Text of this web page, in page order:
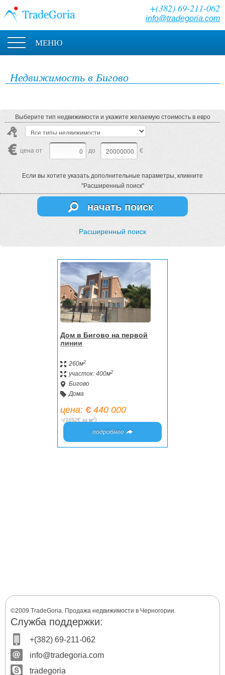
+(382) 69-211-062
info@tradegoria.com
МЕНЮ
Недвижимость в Бигово
Выберите тип недвижимости и укажите желаемую стоимость в евро
цена от до €
Если вы хотите указать дополнительные параметры, кликните
"Расширенный поиск"
начать поиск
Расширенный поиск
Дом в Бигово на первой
линии
260м2
участок: 400м2
Бигово
Дома
цена: 440 000
~(1692€ за м2)
подробнее
©2009 TradeGoria. Продажа недвижимости в Черногории.
Служба поддержки:
+(382) 69-211-062
info@tradegoria.com
tradegoria